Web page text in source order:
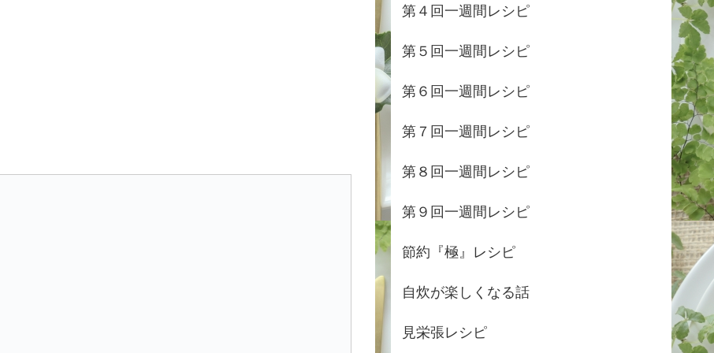
第４回一週間レシピ
第５回一週間レシピ
第６回一週間レシピ
第７回一週間レシピ
第８回一週間レシピ
第９回一週間レシピ
節約『極』レシピ
自炊が楽しくなる話
見栄張レシピ